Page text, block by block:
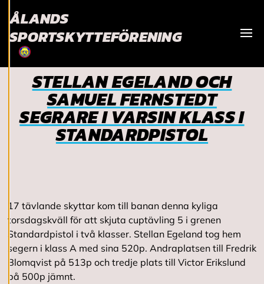
service. Genom att
samtycka till
användningen av
cookies kan vi
utveckla en ännu
bättre tjänst och
tillhandahålla
innehåll som är
intressant för dig.
när som helst. Läs
mer om våra
cookies.
R
e
ÅLANDS
SPORTSKYTTEFÖRENING
STELLAN EGELAND OCH
SAMUEL FERNSTEDT
SEGRARE I VARSIN KLASS I
STANDARDPISTOL
17 tävlande skyttar kom till banan denna kyliga
torsdagskväll för att skjuta cuptävling 5 i grenen
Standardpistol i två klasser. Stellan Egeland tog hem
segern i klass A med sina 520p. Andraplatsen till Fredrik
Blomqvist på 513p och tredje plats till Victor Erikslund
på 500p jämnt.